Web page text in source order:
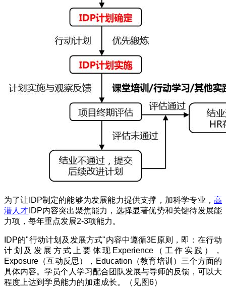
为了让 IDP制定的能够为发展能力提供支撑，加科学专业，高
潜人才 IDP内容突出聚焦能力，选择显著优势和关键待发展能
力项，每年重点发展2-3项能力。
IDP的"行动计划及发展方式"内容中遵循3E 原则，即：在行动
计划及发展方式上要体现 Experience（工作实践），
Exposure （互动反思）， Education （教育培训）三个方面的
具体内容。学员个人学习配合团队发展与导师的反馈，可以大
程度上达到学员能力的加速成长。（见图6）